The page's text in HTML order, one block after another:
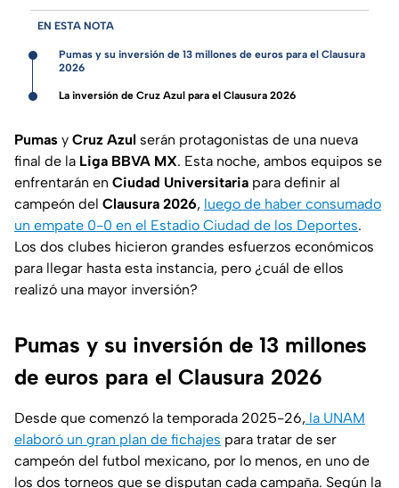
EN ESTA NOTA
Pumas y su inversión de 13 millones de euros para el Clausura
2026
La inversión de Cruz Azul para el Clausura 2026
Pumas y Cruz Azul serán protagonistas de una nueva
final de la Liga BBVA MX. Esta noche, ambos equipos se
enfrentarán en Ciudad Universitaria para definir al
campeón del Clausura 2026, luego de haber consumado
un empate 0-0 en el Estadio Ciudad de los Deportes.
Los dos clubes hicieron grandes esfuerzos económicos
para llegar hasta esta instancia, pero ¿cuál de ellos
realizó una mayor inversión?
Pumas y su inversión de 13 millones
de euros para el Clausura 2026
Desde que comenzó la temporada 2025-26, la UNAM
elaboró un gran plan de fichajes para tratar de ser
campeón del futbol mexicano, por lo menos, en uno de
los dos torneos que se disputan cada campaña. Según la